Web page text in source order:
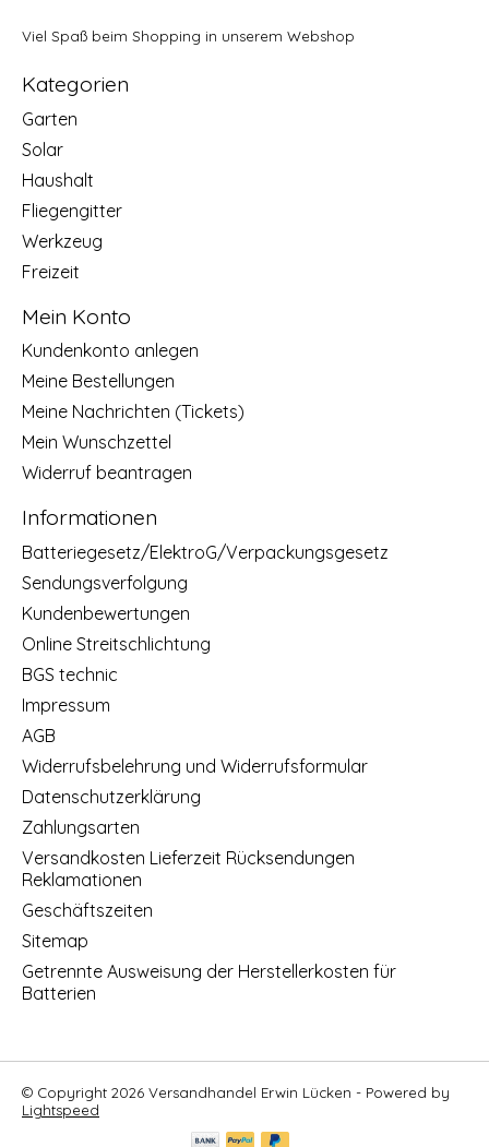
Viel Spaß beim Shopping in unserem Webshop
Kategorien
Garten
Solar
Haushalt
Fliegengitter
Werkzeug
Freizeit
Mein Konto
Kundenkonto anlegen
Meine Bestellungen
Meine Nachrichten (Tickets)
Mein Wunschzettel
Widerruf beantragen
Informationen
Batteriegesetz/ElektroG/Verpackungsgesetz
Sendungsverfolgung
Kundenbewertungen
Online Streitschlichtung
BGS technic
Impressum
AGB
Widerrufsbelehrung und Widerrufsformular
Datenschutzerklärung
Zahlungsarten
Versandkosten Lieferzeit Rücksendungen
Reklamationen
Geschäftszeiten
Sitemap
Getrennte Ausweisung der Herstellerkosten für
Batterien
© Copyright 2026 Versandhandel Erwin Lücken - Powered by
Lightspeed